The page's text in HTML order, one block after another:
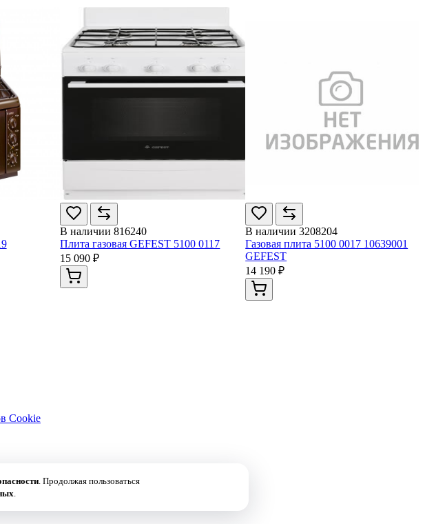
В наличии 816240
Плита газовая GEFEST 5100 0117
15 090 ₽
В наличии 3208204
Газовая плита 5100 0017 10639001
GEFEST
14 190 ₽
Cookie
. Продолжая пользоваться